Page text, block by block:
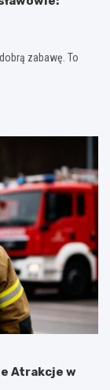
zabawę. To
Atrakcje w